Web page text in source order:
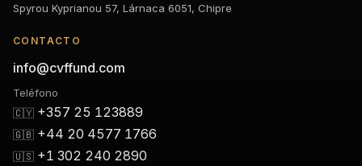
Spyrou Kyprianou 57, Lárnaca 6051, Chipre
CONTACTO
info@cvffund.com
Teléfono
🇨🇾 +357 25 123889
🇬🇧 +44 20 4577 1766
🇺🇸 +1 302 240 2890